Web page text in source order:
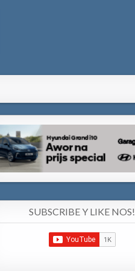
SUBSCRIBE Y LIKE NOS!